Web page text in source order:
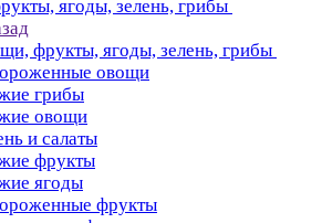
ягоды, зелень, грибы
фрукты, ягоды, зелень, грибы
овощи
грибы
овощи
и салаты
фрукты
ягоды
фрукты